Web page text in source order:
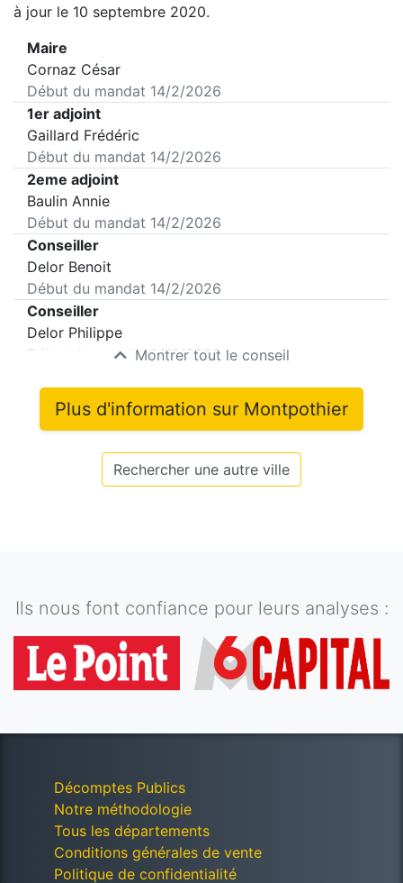
à jour le 10 septembre 2020.
Maire
Cornaz César
Début du mandat 14/2/2026
1er adjoint
Gaillard Frédéric
Début du mandat 14/2/2026
2eme adjoint
Baulin Annie
Début du mandat 14/2/2026
Conseiller
Delor Benoit
Début du mandat 14/2/2026
Conseiller
Delor Philippe
Début du mandat14/2/2026
Montrer tout le conseil
Plus d'information sur Montpothier
Rechercher une autre ville
Ils nous font confiance pour leurs analyses :
Décomptes Publics
Notre méthodologie
Tous les départements
Conditions générales de vente
Politique de confidentialité